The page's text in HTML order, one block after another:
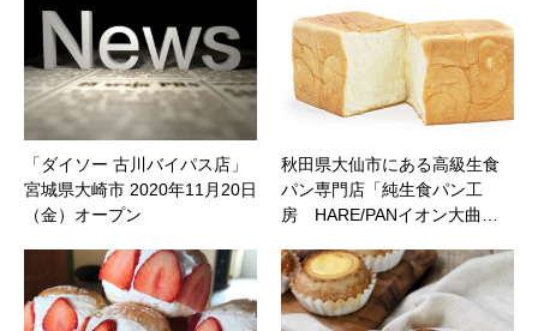
「ダイソー 古川バイパス店」
宮城県大崎市 2020年11月20日
（金）オープン
秋田県大仙市にある高級生食
パン専門店「純生食パン工
房 HARE/PANイオン大曲…